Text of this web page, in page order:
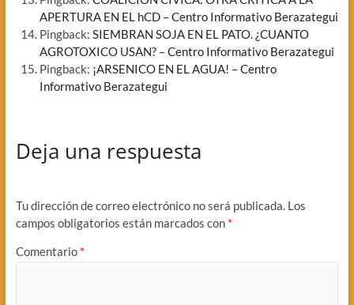
APERTURA EN EL hCD – Centro Informativo Berazategui
Pingback: SIEMBRAN SOJA EN EL PATO. ¿CUANTO
AGROTOXICO USAN? – Centro Informativo Berazategui
Pingback: ¡ARSENICO EN EL AGUA! – Centro
Informativo Berazategui
Deja una respuesta
Tu dirección de correo electrónico no será publicada. Los
campos obligatorios están marcados con *
Comentario *